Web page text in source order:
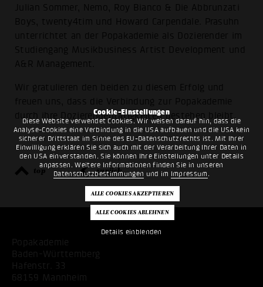
Cookie-Einstellungen
Diese Website verwendet Cookies. Wir weisen darauf hin, dass die
Analyse-Cookies eine Verbindung in die USA aufbauen und die USA kein
sicherer Drittstaat im Sinne des EU-Datenschutzrechts ist. Mit Ihrer
Einwilligung erklären Sie sich auch mit der Verarbeitung Ihrer Daten in
den USA einverstanden. Sie können Ihre Einstellungen unter Details
anpassen. Weitere Informationen finden Sie in unseren
Datenschutzbestimmungen und im Impressum .
Details einblenden
Julian Sommer, Nemo, Roy Bianco & Die Abbrunzati
Boys, twenty4tim und Howard Carpendale. Prasuhn
unterrichtet an der Popakademie als Dozierender im
Studiengang Musikbusiness Artist Development und
A&R Management.
Wir gratulieren den beiden zu diesem Erfolg und
freuen uns, dass die Verbindung zur Popakademie
durch ihre Dozierendentätigkeiten bestehen bleibt.
top zurück
Popakademie
Baden-Württemberg
Hafenstr. 33
68159 Mannheim